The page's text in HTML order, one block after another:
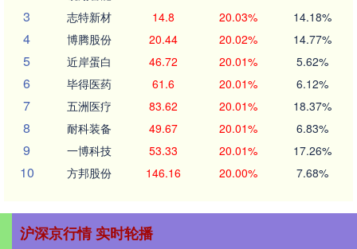
3 志特新材 14.8 20.03% 14.18%
4 博腾股份 20.44 20.02% 14.77%
5 近岸蛋白 46.72 20.01% 5.62%
6 毕得医药 61.6 20.01% 6.12%
7 五洲医疗 83.62 20.01% 18.37%
8 耐科装备 49.67 20.01% 6.83%
9 一博科技 53.33 20.01% 17.26%
10 方邦股份 146.16 20.00% 7.68%
沪深京行情 实时轮播